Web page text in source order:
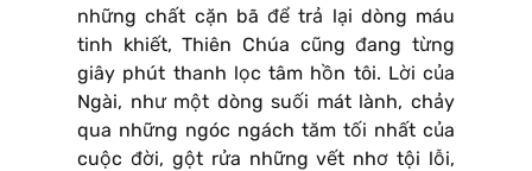
những chất cặn bã để trả lại dòng máu
tinh khiết, Thiên Chúa cũng đang từng
giây phút thanh lọc tâm hồn tôi. Lời của
Ngài, như một dòng suối mát lành, chảy
qua những ngóc ngách tăm tối nhất của
cuộc đời, gột rửa những vết nhơ tội lỗi,